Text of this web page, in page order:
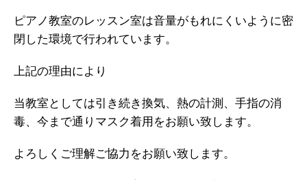
ピアノ教室のレッスン室は音量がもれにくいように密
閉した環境で行われています。
上記の理由により
当教室としては引き続き換気、熱の計測、手指の消
毒、今まで通りマスク着用をお願い致します。
よろしくご理解ご協力をお願い致します。